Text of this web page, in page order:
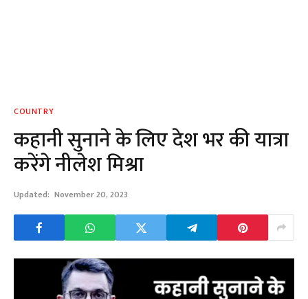
COUNTRY
कहानी सुनाने के लिए देश भर की यात्रा
करेंगे नीलेश मिश्रा
Updated: November 20, 2023